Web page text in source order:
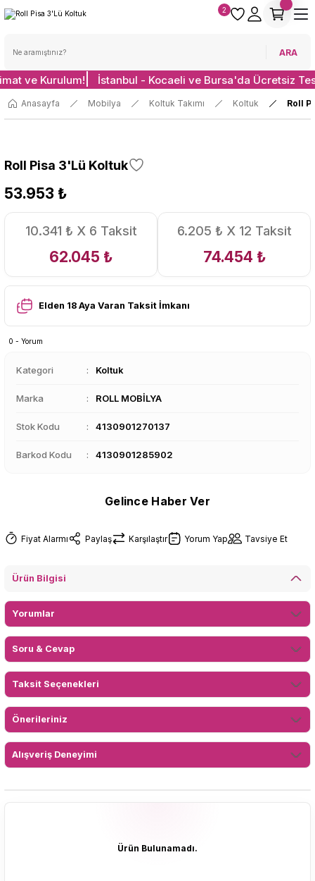
ARA
2
ve Kurulum! İstanbul - Kocaeli ve Bursa'da Ücretsiz
Anasayfa Mobilya Koltuk Takımı Koltuk Roll
Roll Pisa 3'Lü Koltuk
53.953 ₺
10.341 ₺ X 6 Taksit
62.045 ₺
6.205 ₺ X 12 Taksit
74.454 ₺
Elden 18 Aya Varan Taksit İmkanı
0 - Yorum
Kategori Koltuk
Marka ROLL MOBİLYA
Stok Kodu 4130901270137
Barkod Kodu 4130901285902
Gelince Haber Ver
Fiyat Alarmı Paylaş Karşılaştır Yorum Yap Tavsiye Et
Ürün Bilgisi
Yorumlar
Soru & Cevap
Taksit Seçenekleri
Önerileriniz
Alışveriş Deneyimi
Ürün Bulunamadı.